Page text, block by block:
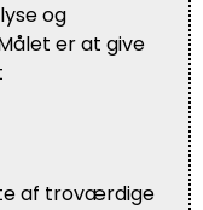
og
er at give
af troværdige